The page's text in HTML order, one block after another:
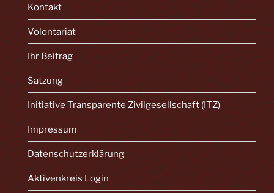
Kontakt
Volontariat
Ihr Beitrag
Satzung
Initiative Transparente Zivilgesellschaft (ITZ)
Impressum
Datenschutzerklärung
Aktivenkreis Login